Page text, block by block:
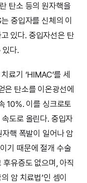
탄소 등의 원자핵을
중입자를 신체의 이
있다. 중입자선은 탄
있다.
료기 ‘HIMAC’를 세
은 탄소를 이온광선에
10%. 이를 싱크로토
도로 올린다. 중입자
핵 폭발이 일어나 암
기 때문에 절개 수술
유증도 없으며, 아직
암 치료법’인 셈이